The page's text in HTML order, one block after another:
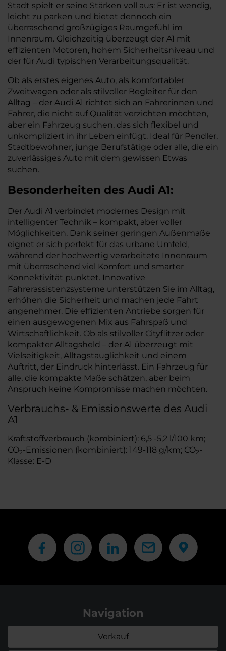
Stadt spielt er seine Stärken voll aus: Er ist wendig,
leicht zu parken und bietet dennoch ein
überraschend großzügiges Raumgefühl im
Innenraum. Gleichzeitig überzeugt der A1 mit
effizienten Motoren, hohem Sicherheitsniveau und
der für Audi typischen Verarbeitungsqualität.
Ob als erstes eigenes Auto, als komfortabler
Zweitwagen oder als stilvoller Begleiter für den
Alltag – der Audi A1 richtet sich an Fahrerinnen und
Fahrer, die nicht auf Qualität verzichten möchten,
aber ein Fahrzeug suchen, das sich flexibel und
unkompliziert in ihr Leben einfügt. Ideal für Pendler,
Stadtbewohner, junge Berufstätige oder alle, die ein
zuverlässiges Auto mit dem gewissen Etwas
suchen.
Besonderheiten des Audi A1:
Der Audi A1 verbindet modernes Design mit
intelligenter Technik – kompakt, aber voller
Möglichkeiten. Dank seiner geringen Außenmaße
eignet er sich perfekt für das urbane Umfeld,
während der hochwertig verarbeitete Innenraum
mit überraschend viel Komfort und smarter
Konnektivität punktet. Innovative
Fahrerassistenzsysteme unterstützen Sie im Alltag,
erhöhen die Sicherheit und machen jede Fahrt
angenehmer. Die effizienten Antriebe sorgen für
einen ausgewogenen Mix aus Fahrspaß und
Wirtschaftlichkeit. Ob als stilvoller Cityflitzer oder
kompakter Alltagsheld – der A1 überzeugt mit
Vielseitigkeit, Alltagstauglichkeit und einem
Auftritt, der Eindruck hinterlässt. Ein Fahrzeug für
alle, die kompakte Maße schätzen, aber beim
Anspruch keine Kompromisse machen möchten.
Verbrauchs- & Emissionswerte des Audi
A1
Kraftstoffverbrauch (kombiniert): 6,5 -5,2 l/100 km;
CO2-Emissionen (kombiniert): 149-118 g/km; CO2-
Klasse: E-D
Navigation
Verkauf